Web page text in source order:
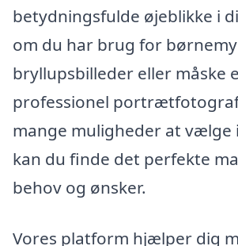
betydningsfulde øjeblikke i
om du har brug for
bryllupsbilleder eller måske
professionel
mange muligheder at vælge
kan du finde det perfekte
behov og ønsker.
Vores platform hjælper dig